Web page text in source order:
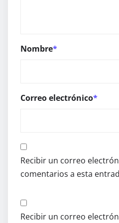
Nombre*
Correo electrónico*
Recibir un correo
comentarios a esta
Recibir un correo